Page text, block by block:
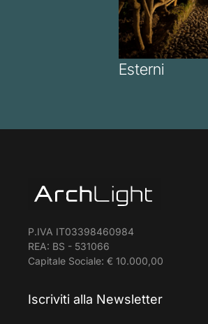
Esterni
P.IVA IT03398460984
REA: BS - 531066
Capitale Sociale: € 10.000,00
Iscriviti alla Newsletter